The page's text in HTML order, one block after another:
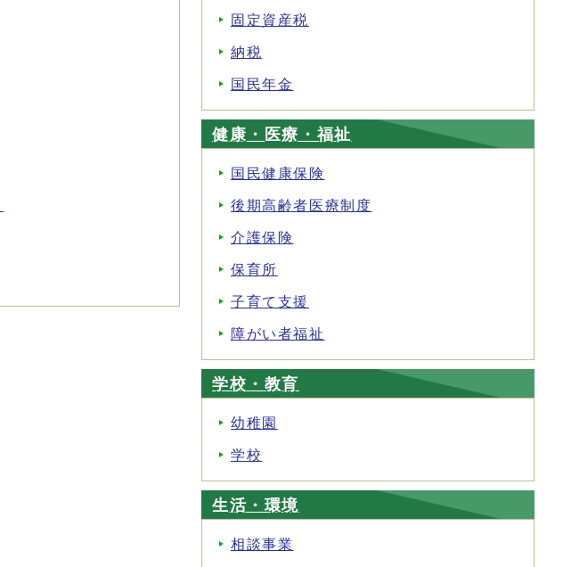
固定資産税
納税
国民年金
健康・医療・福祉
国民健康保険
後期高齢者医療制度
介護保険
保育所
子育て支援
障がい者福祉
学校・教育
幼稚園
学校
生活・環境
相談事業